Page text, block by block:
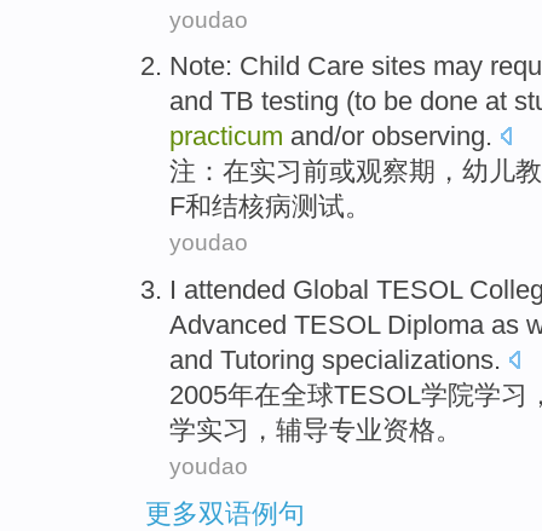
youdao
Note: Child Care sites may
and TB testing (to be done at
practicum and/or observing.
注 ： 在实习 前或观察期， 幼儿
F和结核病测试。
youdao
I attended Global TESOL
Advanced TESOL Diploma as
and Tutoring specializations.
2005年在全球TESOL学院学习
学实习 ， 辅导专业资格。
youdao
更多双语例句